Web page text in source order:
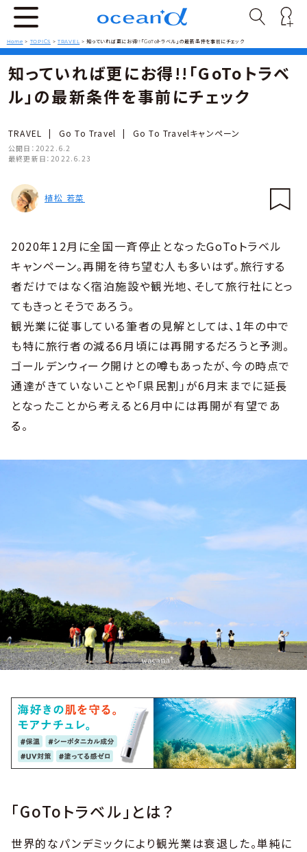
Home > TOPICS >TRAVEL >知っていれば更にお得!!「GoToトラベル」の最新条件を事前にチェック
知っていれば更にお得!!「GoToトラベ
ル」の最新条件を事前にチェック
TRAVEL | Go To Travel | Go To Travelキャンペーン
公開日： 2022.6.2
最終更新日： 2022.6.23
植松 若菜
2020年12月に全国一斉停止となったGoToトラベル
キャンペーン。再開を待ち望む人も多いはず。旅行する
者だけではなく宿泊施設や観光地、そして旅行社にとっ
てもきっとそうであろう。
観光業に従事している筆者の見解としては、1年の中で
も特に旅行者の減る6月頃には再開するだろうと予測。
ゴールデンウィーク開けとの噂もあったが、今の時点で
通達がきていないことや「県民割」が6月末までに延長
となったことから考えると6月中には再開が有望であ
る。
「GoToトラベル」とは？
世界的なパンデミックにより観光業は衰退した。単純に